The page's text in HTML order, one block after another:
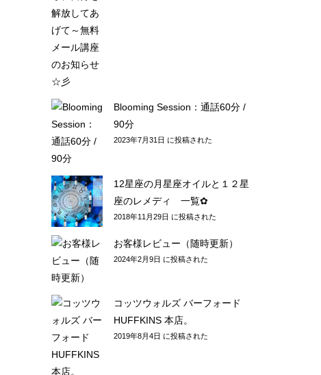
Blooming Session：通話60分 /
90分
2023年7月31日 に投稿された
12星座の月星座オイルと１２星
座のレメディ 一覧✿
2018年11月29日 に投稿された
お客様レビュー（随時更新）
2024年2月9日 に投稿された
コッツウォルズ バーフォード
HUFFKINS 本店。
2019年8月4日 に投稿された